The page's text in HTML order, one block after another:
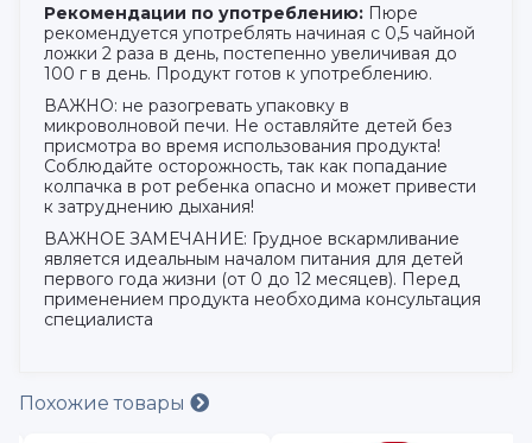
Рекомендации по употреблению: Пюре
рекомендуется употреблять начиная с 0,5 чайной
ложки 2 раза в день, постепенно увеличивая до
100 г в день. Продукт готов к употреблению.
ВАЖНО: не разогревать упаковку в
микроволновой печи. Не оставляйте детей без
присмотра во время использования продукта!
Соблюдайте осторожность, так как попадание
колпачка в рот ребенка опасно и может привести
к затруднению дыхания!
ВАЖНОЕ ЗАМЕЧАНИЕ: Грудное вскармливание
является идеальным началом питания для детей
первого года жизни (от 0 до 12 месяцев). Перед
применением продукта необходима консультация
специалиста
Похожие товары